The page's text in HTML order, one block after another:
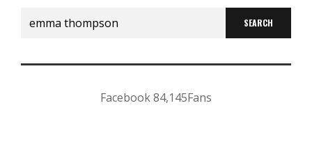
for:
Facebook84,145Fans